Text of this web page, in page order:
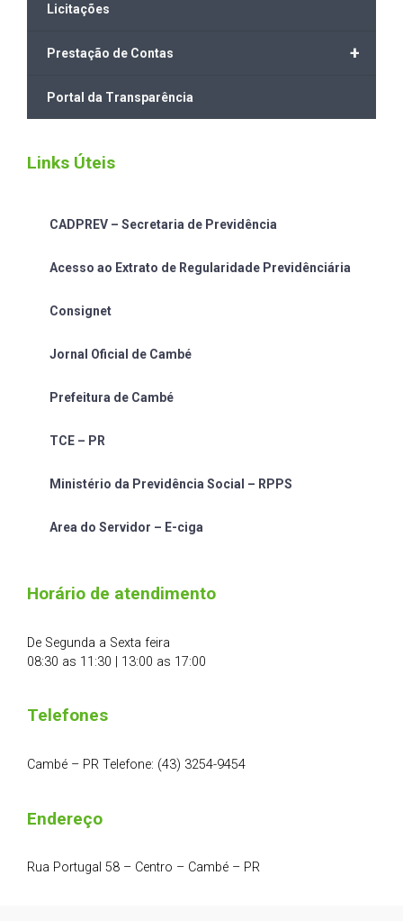
Licitações
+
Prestação de Contas
Portal da Transparência
Links Úteis
CADPREV – Secretaria de Previdência
Acesso ao Extrato de Regularidade Previdênciária
Consignet
Jornal Oficial de Cambé
Prefeitura de Cambé
TCE – PR
Ministério da Previdência Social – RPPS
Area do Servidor – E-ciga
Horário de atendimento
De Segunda a Sexta feira
08:30 as 11:30 | 13:00 as 17:00
Telefones
Cambé – PR Telefone: (43) 3254-9454
Endereço
Rua Portugal 58 – Centro – Cambé – PR